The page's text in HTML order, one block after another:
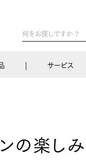
サービス
の楽し